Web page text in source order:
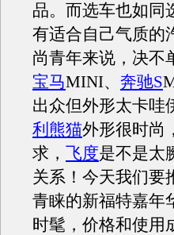
品。而选车也如同
有适合自己气质的
尚青年来说，决不
宝马MINI、 奔驰S
出众但外形太卡哇
利熊猫外形很时尚
求， 飞度是不是太
关系！今天我们要
青睐的新福特嘉
时髦，价格和使用